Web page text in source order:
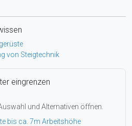
von Steigtechnik
eingrenzen
und Alternativen öffnen.
bis ca. 7m Arbeitshöhe